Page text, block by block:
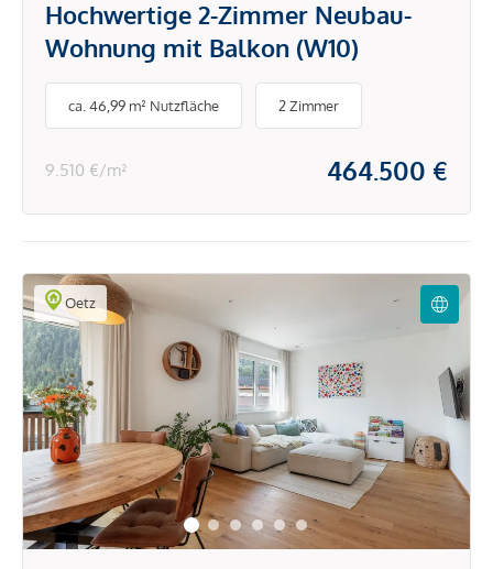
Hochwertige 2-Zimmer Neubau-
Wohnung mit Balkon (W10)
ca. 46,99 m² Nutzfläche 2 Zimmer
9.510 €/m² 464.500 €
Oetz